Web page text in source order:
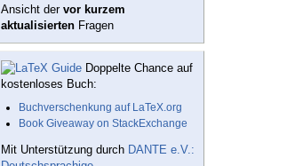
Ansicht der vor kurzem
aktualisierten Fragen
Doppelte Chance auf
kostenloses Buch:
Buchverschenkung auf LaTeX.org
Book Giveaway on StackExchange
Mit Unterstützung durch DANTE e.V.: